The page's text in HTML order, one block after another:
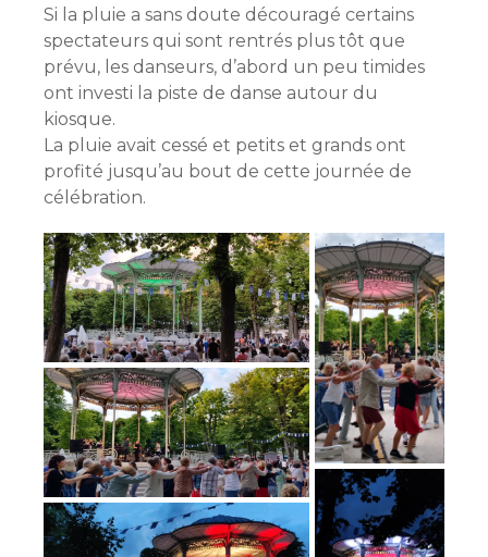
Si la pluie a sans doute découragé certains
spectateurs qui sont rentrés plus tôt que
prévu, les danseurs, d’abord un peu timides
ont investi la piste de danse autour du
kiosque.
La pluie avait cessé et petits et grands ont
profité jusqu’au bout de cette journée de
célébration.